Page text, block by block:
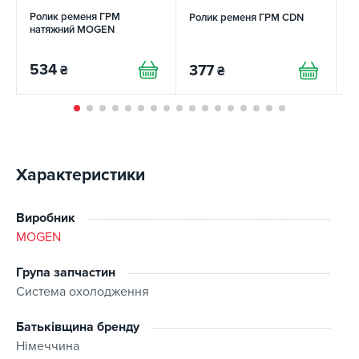
Ролик ременя ГРМ
натяжний MOGEN
534 ₴
Ролик ременя ГРМ CDN
377 ₴
Характеристики
Виробник
MOGEN
Група запчастин
Система охолодження
Батьківщина бренду
Німеччина